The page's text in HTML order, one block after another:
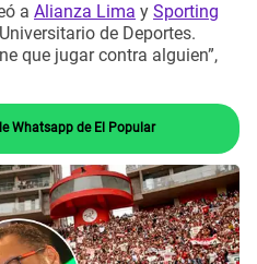
a Alianza Lima y Sporting
de Deportes.
que jugar contra alguien”,
Whatsapp de El Popular